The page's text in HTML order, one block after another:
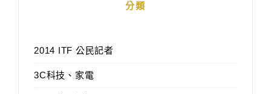
分類
2014 ITF 公民記者
3C科技、家電